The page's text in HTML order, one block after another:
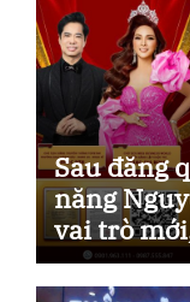
Sau đăng
năng
vai trò
mong chờ?